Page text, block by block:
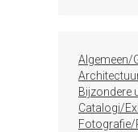
Algemeen/
Bijzondere
Catalogi/